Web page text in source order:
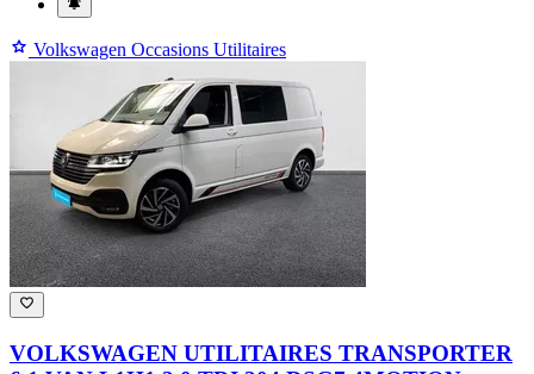
Volkswagen Occasions Utilitaires
VOLKSWAGEN UTILITAIRES TRANSPORTER